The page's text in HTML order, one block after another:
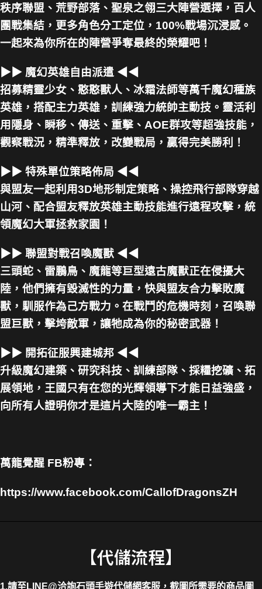
秩序聯盟、荒野部落、聖泉之翎三大陣營選擇，百人
團戰集結，更多角色分工定位，100%戰場沉浸感。
一起來為你所在的陣營爭奪最終的榮耀吧！
▶▶ 魔幻英雄自由派遣 ◀◀
招募精靈少女、憨憨獸人、冰霜法師等萬千魔幻種族
英雄，搭配主力英雄，訓練強力統帥主動技。靈活利
用隱身、瞬移、傳送、重擊、AOE群攻等超強技能，
觀察戰況，精準釋放，改變戰局，贏得完美勝利！
▶▶ 特殊單位策略佈局 ◀◀
與盟友一起利用3D地形制定策略、操控飛行部隊穿越
山河、配合盟友釋放英雄主動技能進行遠程攻擊，統
領魔幻大軍拯救家園！
▶▶ 聯盟對戰召喚魔獸 ◀◀
三頭蛇、雷鵬鳥、魔龍等巨型遠古魔獸正在侵擾大
陸，他們擁有毀滅性的力量，快與盟友合力擊敗魔
獸，馴服作為己方戰力。在戰鬥的危機時刻，召喚聯
盟巨獸，擊垮敵軍，讓牠成為你的秘密武器！
▶▶ 開拓征服興建城邦 ◀◀
升級魔幻建築、研究科技、訓練部隊、採糧挖礦、拓
展領地，王國只有在您的光輝領導下才能日益強盛，
向所有人證明你才是這片大陸的唯一霸主！
萬龍覺醒 FB粉專：
https://www.facebook.com/CallofDragonsZH
【代儲流程】
1.請至LINE@洽詢石頭手遊代儲網客服，截圖所需要的商品圖